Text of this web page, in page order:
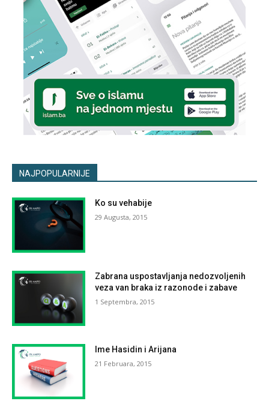
NAJPOPULARNIJE
Ko su vehabije
29 Augusta, 2015
Zabrana uspostavljanja nedozvoljenih
veza van braka iz razonode i zabave
1 Septembra, 2015
Ime Hasidin i Arijana
21 Februara, 2015